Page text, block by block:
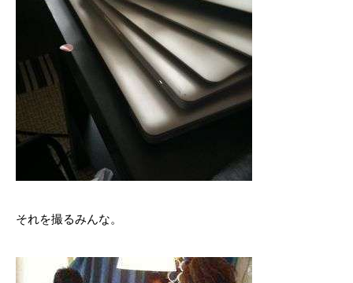
それを撮るみんな。